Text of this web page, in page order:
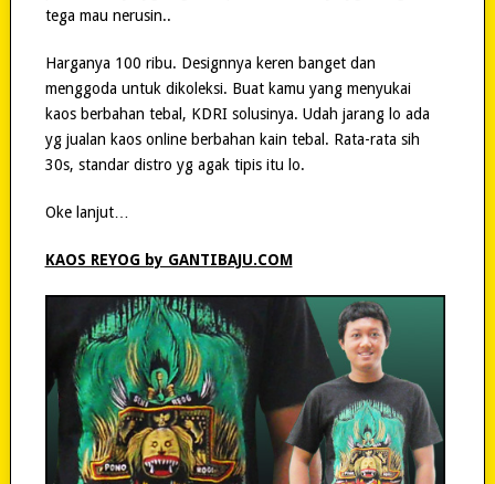
tega mau nerusin..
Harganya 100 ribu. Designnya keren banget dan
menggoda untuk dikoleksi. Buat kamu yang menyukai
kaos berbahan tebal, KDRI solusinya. Udah jarang lo ada
yg jualan kaos online berbahan kain tebal. Rata-rata sih
30s, standar distro yg agak tipis itu lo.
Oke lanjut…
KAOS REYOG by GANTIBAJU.COM